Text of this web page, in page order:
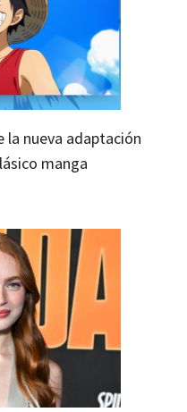
la nueva adaptación
manga